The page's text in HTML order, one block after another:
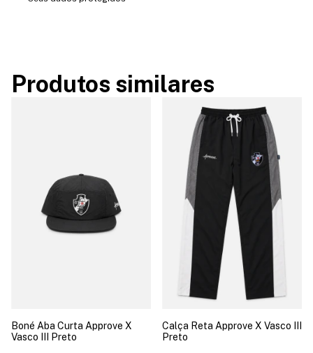
Produtos similares
Boné Aba Curta Approve X
Vasco III Preto
Calça Reta Approve X Vasco III
Preto